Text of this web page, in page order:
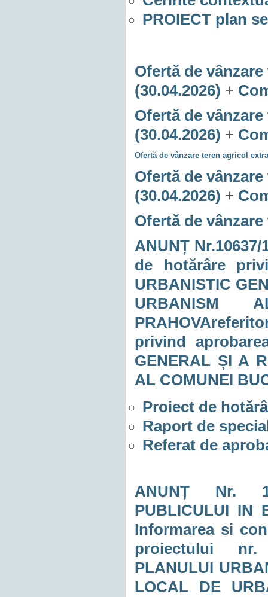
PROIECT plan
Ofertă de
(30.04.2026) +
Ofertă de
(30.04.2026) +
Ofertă de vânzare teren agricol
Ofertă de
(30.04.2026) +
Ofertă de
ANUNȚ
de hotărâre
URBANISTIC
URBANISM
privind
GENERAL ȘI A
AL COMUNEI
Proiect de
Raport de
Referat de
ANUNȚ Nr.
PUBLICULUI IN
Informarea si
proiectului nr.
PLANULUI
LOCAL DE